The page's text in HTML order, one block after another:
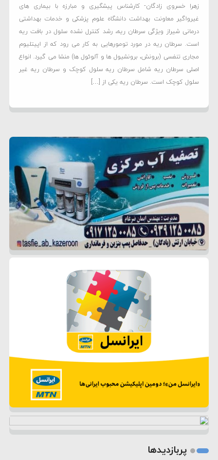
زهرا خسروی زادگان- کارشناس پیشگیری و مبارزه با بیماری های
غیرواگیر معاونت بهداشت دانشگاه علوم پزشکی و خدمات بهداشتی
درمانی شیراز ویژگی سرطان ریه، رشد کنترل نشده سلول در بافت ریه
است. سرطان ریه در مورد تومورهایی به کار می ­رود که از اپیتلیوم
مجاری تنفسی (برونش، برونشیول ها و آلوئول ها) منشا می­ گیرد. انواع
اصلی سرطان ریه شامل سرطان ریه سلول کوچک و سرطان ریه غیر
سلول کوچک است. سرطان ریه یکی از […]
پربازدیدها